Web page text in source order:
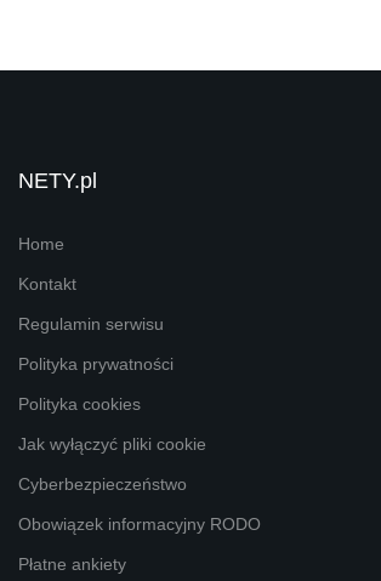
NETY.pl
Home
Kontakt
Regulamin serwisu
Polityka prywatności
Polityka cookies
Jak wyłączyć pliki cookie
Cyberbezpieczeństwo
Obowiązek informacyjny RODO
Płatne ankiety